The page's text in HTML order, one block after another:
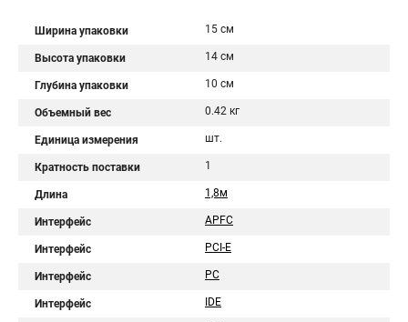
Ширина упаковки 15 см
Высота упаковки 14 см
Глубина упаковки 10 см
Объемный вес 0.42 кг
Единица измерения шт.
Кратность поставки 1
Длина 1,8м
Интерфейс APFC
Интерфейс PCI-E
Интерфейс PC
Интерфейс IDE